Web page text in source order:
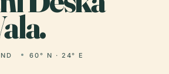
60° N · 24° E